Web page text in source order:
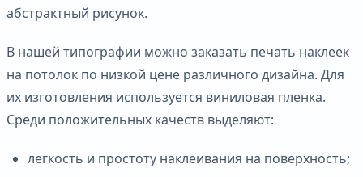
абстрактный рисунок.
В нашей типографии можно заказать печать наклеек
на потолок по низкой цене различного дизайна. Для
их изготовления используется виниловая пленка.
Среди положительных качеств выделяют:
легкость и простоту наклеивания на поверхность;